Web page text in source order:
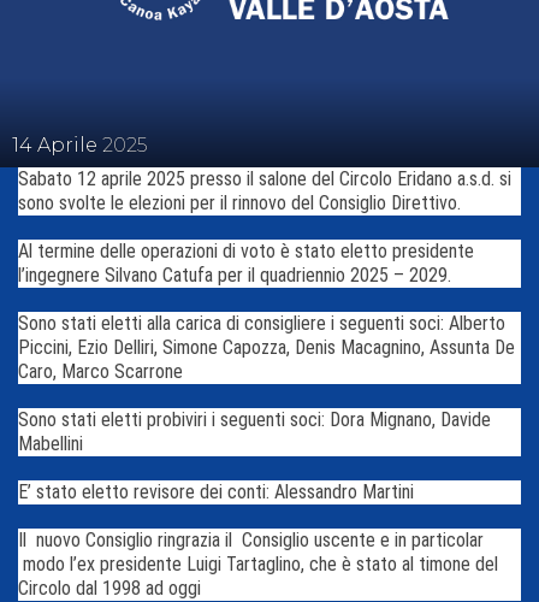
14 Aprile 2025
Sabato 12 aprile 2025 presso il salone del Circolo Eridano a.s.d. si
sono svolte le elezioni per il rinnovo del Consiglio Direttivo.
Al termine delle operazioni di voto è stato eletto presidente
l’ingegnere Silvano Catufa per il quadriennio 2025 – 2029.
Sono stati eletti alla carica di consigliere i seguenti soci: Alberto
Piccini, Ezio Delliri, Simone Capozza, Denis Macagnino, Assunta De
Caro, Marco Scarrone
Sono stati eletti probiviri i seguenti soci: Dora Mignano, Davide
Mabellini
E’ stato eletto revisore dei conti: Alessandro Martini
Il nuovo Consiglio ringrazia il Consiglio uscente e in particolar
modo l’ex presidente Luigi Tartaglino, che è stato al timone del
Circolo dal 1998 ad oggi